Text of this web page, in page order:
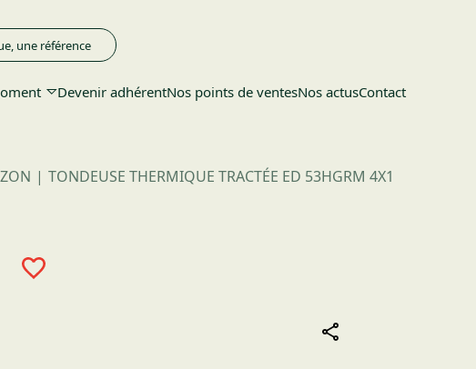
Devenir adhérentNos points de ventesNos actusContact
TONDEUSE THERMIQUE TRACTÉE ED 53HGRM 4X1